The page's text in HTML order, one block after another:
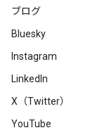
ブログ
Bluesky
Instagram
LinkedIn
X（Twitter）
YouTube